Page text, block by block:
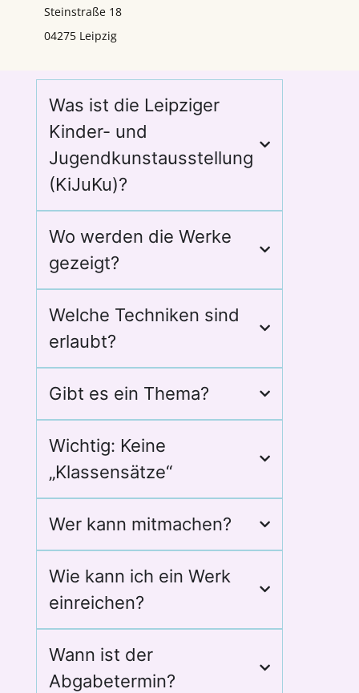
Steinstraße 18
04275 Leipzig
Was ist die Leipziger
Kinder- und
Jugendkunstausstellung
(KiJuKu)?
Wo werden die Werke
gezeigt?
Welche Techniken sind
erlaubt?
Gibt es ein Thema?
Wichtig: Keine
„Klassensätze“
Wer kann mitmachen?
Wie kann ich ein Werk
einreichen?
Wann ist der
Abgabetermin?